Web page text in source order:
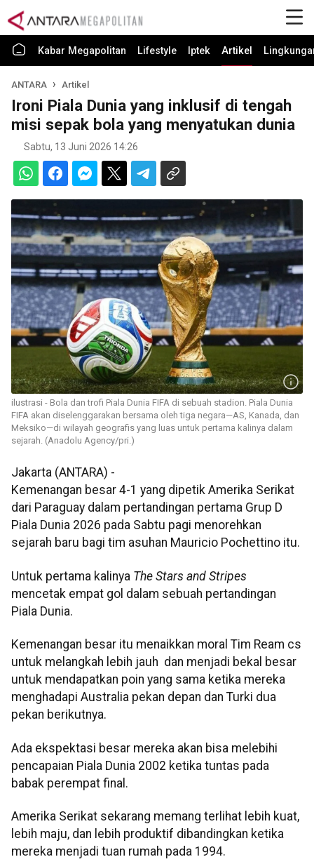
Kabar Megapolitan Lifestyle Iptek Artikel
ANTARA Artikel
Ironi Piala Dunia yang inklusif di tengah
misi sepak bola yang menyatukan dunia
Sabtu, 13 Juni 2026 14:26
ilustrasi - Bola dan trofi Piala Dunia FIFA di sebuah stadion. Piala Dunia
FIFA akan diselenggarakan bersama oleh tiga negara—AS, Kanada, dan
Meksiko—di wilayah geografis yang luas untuk pertama kalinya dalam
sejarah. (Anadolu Agency/pri.)
Jakarta (ANTARA) -
Kemenangan besar 4-1 yang dipetik Amerika Serikat
dari Paraguay dalam pertandingan pertama Grup D
Piala Dunia 2026 pada Sabtu pagi menorehkan
sejarah baru bagi tim asuhan Mauricio Pochettino itu.
Untuk pertama kalinya The Stars and Stripes
mencetak empat gol dalam sebuah pertandingan
Piala Dunia.
Kemenangan besar itu menaikkan moral Tim Ream cs
untuk melangkah lebih jauh dan menjadi bekal besar
untuk mendapatkan poin yang sama ketika mereka
menghadapi Australia pekan depan dan Turki dua
pekan berikutnya.
Ada ekspektasi besar mereka akan bisa melebihi
pencapaian Piala Dunia 2002 ketika tuntas pada
babak perempat final.
Amerika Serikat sekarang memang terlihat lebih kuat,
lebih maju, dan lebih produktif dibandingkan ketika
mereka menjadi tuan rumah pada 1994.